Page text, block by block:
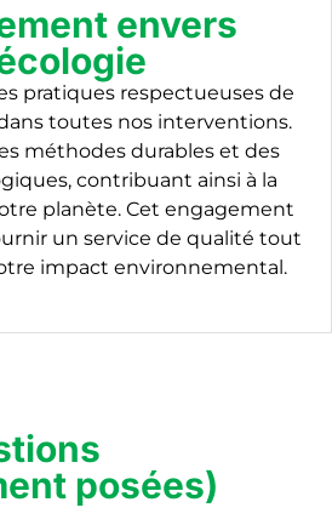
envers
pratiques respectueuses de
toutes nos interventions.
méthodes durables et des
contribuant ainsi à la
planète. Cet engagement
un service de qualité tout
impact environnemental.
posées)